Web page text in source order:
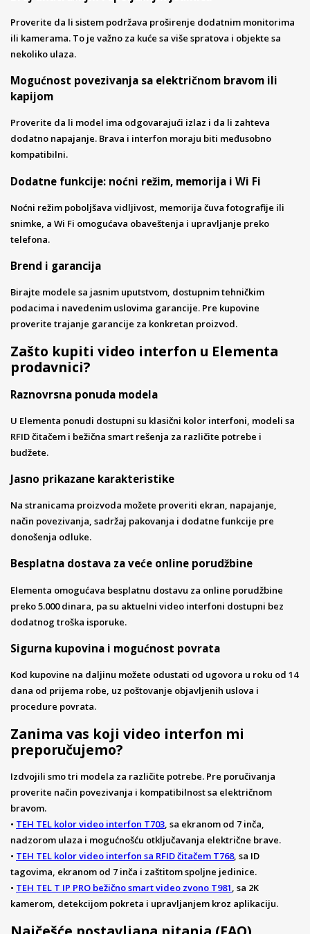
Proverite da li sistem podržava proširenje dodatnim monitorima
ili kamerama. To je važno za kuće sa više spratova i objekte sa
nekoliko ulaza.
Mogućnost povezivanja sa električnom bravom ili
kapijom
Proverite da li model ima odgovarajući izlaz i da li zahteva
dodatno napajanje. Brava i interfon moraju biti međusobno
kompatibilni.
Dodatne funkcije: noćni režim, memorija i Wi Fi
Noćni režim poboljšava vidljivost, memorija čuva fotografije ili
snimke, a Wi Fi omogućava obaveštenja i upravljanje preko
telefona.
Brend i garancija
Birajte modele sa jasnim uputstvom, dostupnim tehničkim
podacima i navedenim uslovima garancije. Pre kupovine
proverite trajanje garancije za konkretan proizvod.
Zašto kupiti video interfon u Elementa
prodavnici?
Raznovrsna ponuda modela
U Elementa ponudi dostupni su klasični kolor interfoni, modeli sa
RFID čitačem i bežična smart rešenja za različite potrebe i
budžete.
Jasno prikazane karakteristike
Na stranicama proizvoda možete proveriti ekran, napajanje,
način povezivanja, sadržaj pakovanja i dodatne funkcije pre
donošenja odluke.
Besplatna dostava za veće online porudžbine
Elementa omogućava besplatnu dostavu za online porudžbine
preko 5.000 dinara, pa su aktuelni video interfoni dostupni bez
dodatnog troška isporuke.
Sigurna kupovina i mogućnost povrata
Kod kupovine na daljinu možete odustati od ugovora u roku od 14
dana od prijema robe, uz poštovanje objavljenih uslova i
procedure povrata.
Zanima vas koji video interfon mi
preporučujemo?
Izdvojili smo tri modela za različite potrebe. Pre poručivanja
proverite način povezivanja i kompatibilnost sa električnom
bravom.
• TEH TEL kolor video interfon T703, sa ekranom od 7 inča,
nadzorom ulaza i mogućnošću otključavanja električne brave.
• TEH TEL kolor video interfon sa RFID čitačem T768, sa ID
tagovima, ekranom od 7 inča i zaštitom spoljne jedinice.
• TEH TEL T IP PRO bežično smart video zvono T981, sa 2K
kamerom, detekcijom pokreta i upravljanjem kroz aplikaciju.